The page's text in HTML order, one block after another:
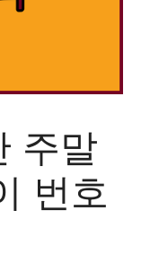
주말
번호